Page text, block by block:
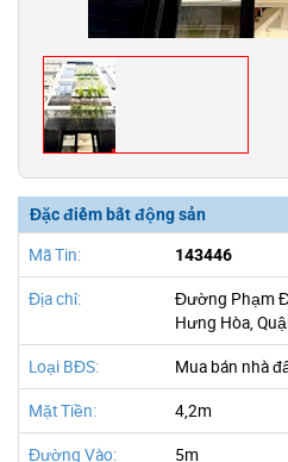
Đặc điểm bất động sản
Mã Tin: 143446
Địa chỉ:
Đường Phạm
Hưng Hòa,
Loại BĐS: Mua bán nhà
Mặt Tiền: 4,2m
Đường Vào: 5m